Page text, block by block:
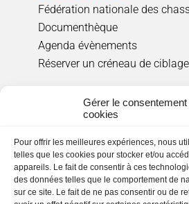
Gérer le consentement
cookies
Pour offrir les meilleures expériences, nous
telles que les cookies pour stocker et/ou
appareils. Le fait de consentir à ces
des données telles que le comportement de
sur ce site. Le fait de ne pas consentir ou de
Fédération nationale des
Documenthèque
Agenda évènements
Réserver un créneau de
NOUS SUIVRE
HORAIRES
Lundi, mardi, jeudi et vendredi:
en continu.Fermée le mercredi